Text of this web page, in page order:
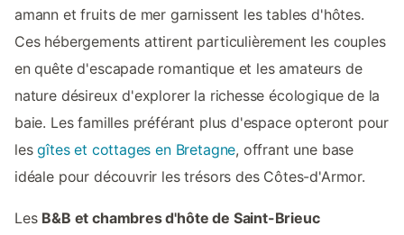
amann et fruits de mer garnissent les tables d'hôtes.
Ces hébergements attirent particulièrement les couples
en quête d'escapade romantique et les amateurs de
nature désireux d'explorer la richesse écologique de la
baie. Les familles préférant plus d'espace opteront pour
lesgîtes et cottages en Bretagne, offrant une base
idéale pour découvrir les trésors des Côtes-d'Armor.
Les B&B et chambres d'hôte de Saint-Brieuc